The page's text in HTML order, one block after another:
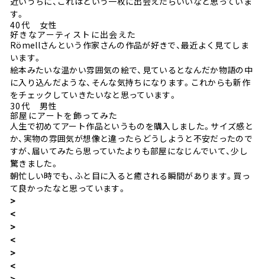
す。
40代 女性
好きなアーティストに出会えた
Römellさんという作家さんの作品が好きで、最近よく見てしま
います。
絵本みたいな温かい雰囲気の絵で、見ているとなんだか物語の中
に入り込んだような、そんな気持ちになります。これからも新作
をチェックしていきたいなと思っています。
30代 男性
部屋にアートを飾ってみた
人生で初めてアート作品というものを購入しました。サイズ感と
か、実物の雰囲気が想像と違ったらどうしようと不安だったので
すが、届いてみたら思っていたよりも部屋になじんでいて、少し
驚きました。
朝忙しい時でも、ふと目に入ると癒される瞬間があります。買っ
て良かったなと思っています。
>
<
>
<
>
<